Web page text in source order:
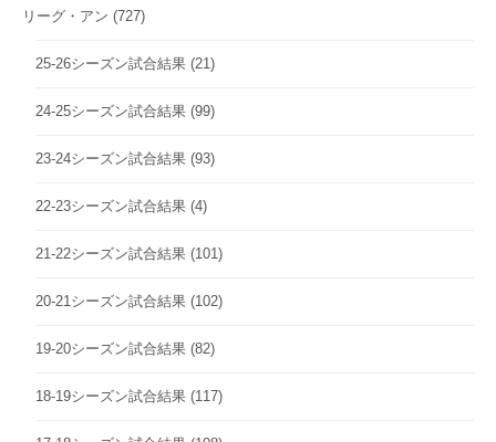
リーグ・アン (727)
25-26シーズン試合結果 (21)
24-25シーズン試合結果 (99)
23-24シーズン試合結果 (93)
22-23シーズン試合結果 (4)
21-22シーズン試合結果 (101)
20-21シーズン試合結果 (102)
19-20シーズン試合結果 (82)
18-19シーズン試合結果 (117)